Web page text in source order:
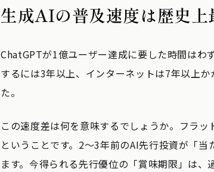
生成AIの普及速度は歴史上
ChatGPTが1億ユーザー達成に要した時間はわ
するには3年以上、インターネットは7年以上
た。
この速度差は何を意味するでしょうか。フラ
ということです。2〜3年前のAI先行投資が「
ます。今得られる先行優位の「賞味期限」は